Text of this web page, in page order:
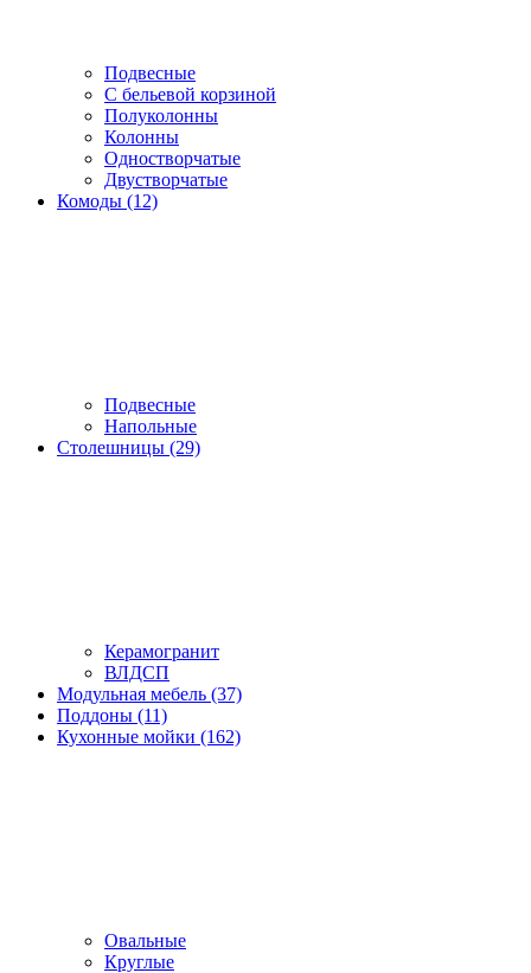
Подвесные
С бельевой корзиной
Полуколонны
Колонны
Одностворчатые
Двустворчатые
Комоды (12)
Подвесные
Напольные
Столешницы (29)
Керамогранит
ВЛДСП
Модульная мебель (37)
Поддоны (11)
Кухонные мойки (162)
Овальные
Круглые